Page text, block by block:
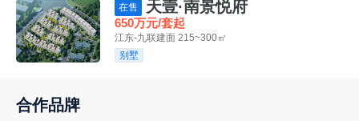
在售 天壹·南景悦府
650万元/套起
江东-九联建面 215~300㎡
别墅
合作品牌